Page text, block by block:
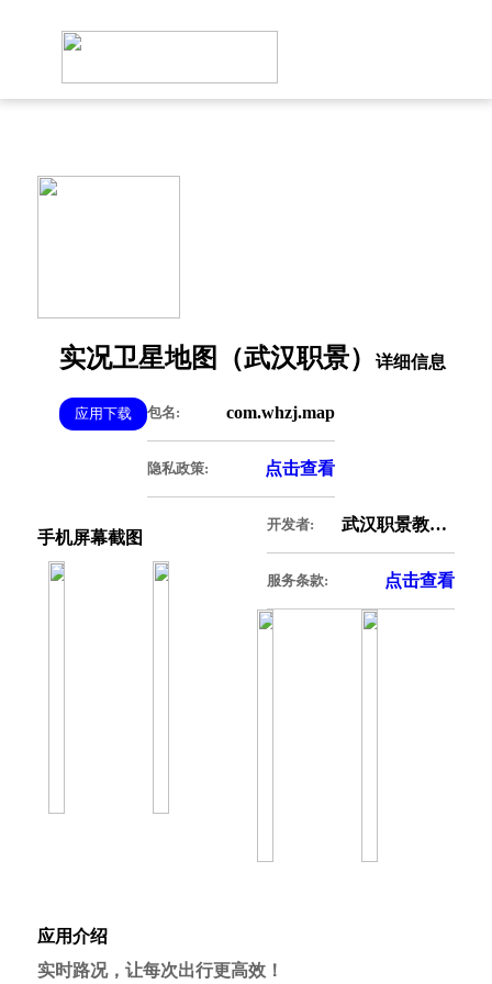
实况卫星地图（武汉职景）
应用下载
详细信息
包名: com.whzj.map
隐私政策: 点击查看
开发者: 武汉职景教育科技有限公司
服务条款: 点击查看
手机屏幕截图
应用介绍
实时路况，让每次出行更高效！